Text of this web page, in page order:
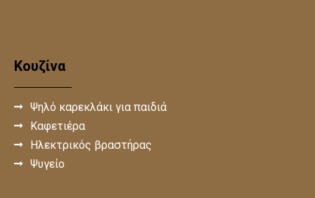
Κουζίνα
Ψηλό καρεκλάκι για παιδιά
Καφετιέρα
Ηλεκτρικός βραστήρας
Ψυγείο